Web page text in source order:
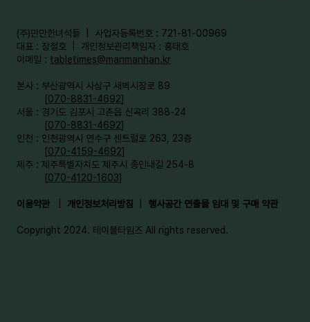
​(주)만만한녀석들 | 사업자등록번호 : 721-81-00969
대표 : 장철호 | 개인정보관리책임자 : 홍태호
이메일 : tabletimes@manmanhan.kr
본사 : 부산광역시 사상구 새벽시장로 89
[070-8831-4692]
서울 : 경기도 김포시 고촌읍 신곡리 388-24
[070-8831-4692]
인천 : 인천광역시 연수구 센트럴로 263, 23층
[070-4159-4692]​
제주 : 제주특별자치도 제주시 종인내길 254-8
[070-4120-1603]
이용약관 개인정보처리방침 행사공간 연출물 임대 및 구매 약관
Copyright 2024. 테이블타임즈 All rights reserved.